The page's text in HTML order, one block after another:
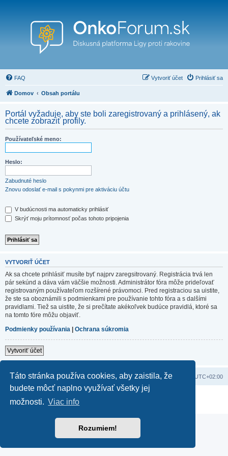
Táto stránka používa cookies, aby zaistila, že
budete môcť naplno využívať všetky jej
možnosti. Viac info
Rozumiem!
FAQ Prihlásiť sa
Vytvoriť účet
Domov Obsah portálu
Portál vyžaduje, aby ste boli zaregistrovaný a prihlásený, ak
chcete zobraziť profily.
Používateľské meno:
Heslo:
Zabudnuté heslo
Znovu odoslať e-mail s pokynmi pre aktiváciu účtu
V budúcnosti ma automaticky prihlásiť
Skrýť moju prítomnosť počas tohoto pripojenia
VYTVORIŤ ÚČET
Ak sa chcete prihlásiť musíte byť najprv zaregsitrovaný. Registrácia trvá len
pár sekúnd a dáva vám väčšie možnosti. Administrátor fóra môže prideľovať
registrovaným používateľom rozšírené právomoci. Pred registraciou sa uistite,
že ste sa oboznámili s podmienkami pre používanie tohto fóra a s dalšími
pravidlami. Tiež sa uistite, že si prečítate akékoľvek budúce pravidlá, ktoré sa
na tomto fóre môžu objaviť.
Podmienky používania | Ochrana súkromia
Vytvoriť účet
Domov Obsah portálu Všetky časy sú v UTC+02:00